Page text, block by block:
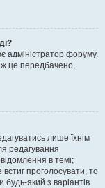
адміністратор форуму.
це передбачено,
лише їхнім
редагування
в темі;
проголосувати, то
який з варіантів